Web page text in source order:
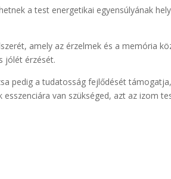
a test energetikai egyensúlyának
amely az érzelmek és a memória
jólét érzését.
pedig a tudatosság fejlődését
esszenciára van szükséged, azt az izom